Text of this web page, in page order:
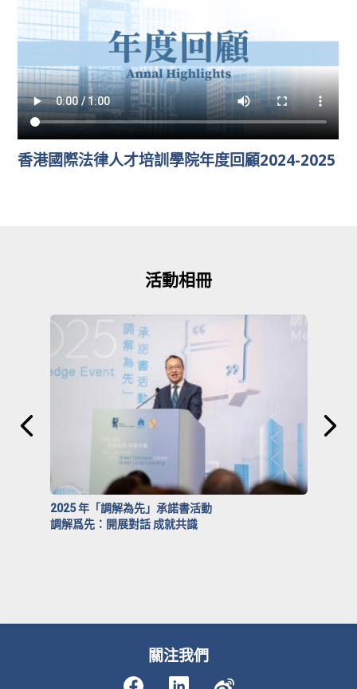
香港國際法律人才培訓學院年度回顧2024-2025
活動相冊
2025 年「調解為先」承諾書活動
調解爲先：開展對話 成就共識
關注我們